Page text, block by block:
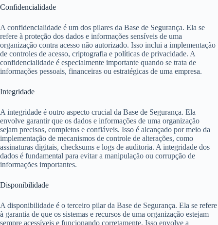
Confidencialidade
A confidencialidade é um dos pilares da Base de Segurança. Ela se
refere à proteção dos dados e informações sensíveis de uma
organização contra acesso não autorizado. Isso inclui a implementação
de controles de acesso, criptografia e políticas de privacidade. A
confidencialidade é especialmente importante quando se trata de
informações pessoais, financeiras ou estratégicas de uma empresa.
Integridade
A integridade é outro aspecto crucial da Base de Segurança. Ela
envolve garantir que os dados e informações de uma organização
sejam precisos, completos e confiáveis. Isso é alcançado por meio da
implementação de mecanismos de controle de alterações, como
assinaturas digitais, checksums e logs de auditoria. A integridade dos
dados é fundamental para evitar a manipulação ou corrupção de
informações importantes.
Disponibilidade
A disponibilidade é o terceiro pilar da Base de Segurança. Ela se refere
à garantia de que os sistemas e recursos de uma organização estejam
sempre acessíveis e funcionando corretamente. Isso envolve a